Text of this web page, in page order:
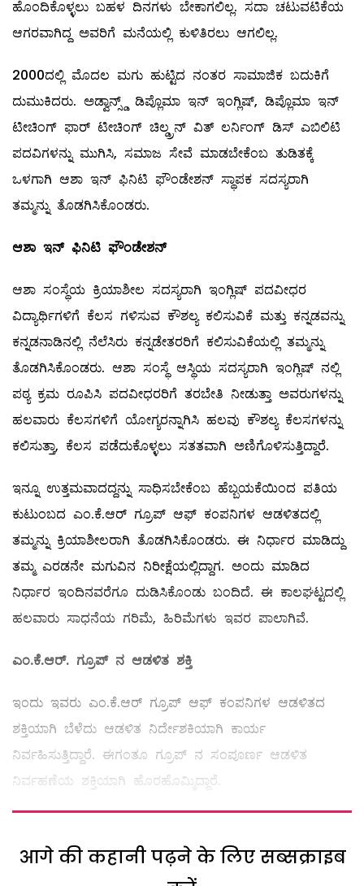
ಹೊಂದಿಕೊಳ್ಳಲು ಬಹಳ ದಿನಗಳು ಬೇಕಾಗಲಿಲ್ಲ. ಸದಾ ಚಟುವಟಿಕೆಯ
ಆಗರವಾಗಿದ್ದ ಅವರಿಗೆ ಮನೆಯಲ್ಲಿ ಕುಳಿತಿರಲು ಆಗಲಿಲ್ಲ.
2000ದಲ್ಲಿ ಮೊದಲ ಮಗು ಹುಟ್ಟಿದ ನಂತರ ಸಾಮಾಜಿಕ ಬದುಕಿಗೆ
ದುಮುಕಿದರು. ಅಡ್ವಾನ್ಸ್ಡ್ ಡಿಪ್ಲೊಮಾ ಇನ್‌ ಇಂಗ್ಲಿಷ್‌, ಡಿಪ್ಲೊಮಾ ಇನ್‌
ಟೀಚಿಂಗ್‌ ಫಾರ್‌ ಟೀಚಿಂಗ್‌ ಚಿಲ್ಡ್ರನ್‌ ವಿತ್‌ ಲರ್ನಿಂಗ್‌ ಡಿಸ್‌ ಎಬಿಲಿಟಿ
ಪದವಿಗಳನ್ನು ಮುಗಿಸಿ, ಸಮಾಜ ಸೇವೆ ಮಾಡಬೇಕೆಂಬ ತುಡಿತಕ್ಕೆ
ಒಳಗಾಗಿ ಆಶಾ ಇನ್‌ ಫಿನಿಟಿ ಫೌಂಡೇಶನ್‌ ಸ್ಥಾಪಕ ಸದಸ್ಯರಾಗಿ
ತಮ್ಮನ್ನು ತೊಡಗಿಸಿಕೊಂಡರು.
ಆಶಾ ಇನ್‌ ಫಿನಿಟಿ ಫೌಂಡೇಶನ್
ಆಶಾ ಸಂಸ್ಥೆಯ ಕ್ರಿಯಾಶೀಲ ಸದಸ್ಯರಾಗಿ ಇಂಗ್ಲಿಷ್‌ ಪದವೀಧರ
ವಿದ್ಯಾರ್ಥಿಗಳಿಗೆ ಕೆಲಸ ಗಳಿಸುವ ಕೌಶಲ್ಯ ಕಲಿಸುವಿಕೆ ಮತ್ತು ಕನ್ನಡವನ್ನು
ಕನ್ನಡನಾಡಿನಲ್ಲಿ ನೆಲೆಸಿರು ಕನ್ನಡೇತರರಿಗೆ ಕಲಿಸುವಿಕೆಯಲ್ಲಿ ತಮ್ಮನ್ನು
ತೊಡಗಿಸಿಕೊಂಡರು. ಆಶಾ ಸಂಸ್ಥೆ ಆಸ್ಥಿಯ ಸದಸ್ಯರಾಗಿ ಇಂಗ್ಲಿಷ್‌ ನಲ್ಲಿ
ಪಠ್ಯ ಕ್ರಮ ರೂಪಿಸಿ ಪದವೀಧರರಿಗೆ ತರಬೇತಿ ನೀಡುತ್ತಾ ಅವರುಗಳನ್ನು
ಹಲವಾರು ಕೆಲಸಗಳಿಗೆ ಯೋಗ್ಯರನ್ನಾಗಿಸಿ ಹಲವು ಕೌಶಲ್ಯ ಕೆಲಸಗಳನ್ನು
ಕಲಿಸುತ್ತಾ, ಕೆಲಸ ಪಡೆದುಕೊಳ್ಳಲು ಸತತವಾಗಿ ಅಣಿಗೊಳಿಸುತ್ತಿದ್ದಾರೆ.
ಇನ್ನೂ ಉತ್ತಮವಾದದ್ದನ್ನು ಸಾಧಿಸಬೇಕೆಂಬ ಹೆಬ್ಬಯಕೆಯಿಂದ ಪತಿಯ
ಕುಟುಂಬದ ಎಂ.ಕೆ.ಆರ್‌ ಗ್ರೂಪ್‌ ಆಫ್‌ ಕಂಪನಿಗಳ ಆಡಳಿತದಲ್ಲಿ
ತಮ್ಮನ್ನು ಕ್ರಿಯಾಶೀಲರಾಗಿ ತೊಡಗಿಸಿಕೊಂಡರು. ಈ ನಿರ್ಧಾರ ಮಾಡಿದ್ದು
ತಮ್ಮ ಎರಡನೇ ಮಗುವಿನ ನಿರೀಕ್ಷೆಯಲ್ಲಿದ್ದಾಗ. ಅಂದು ಮಾಡಿದ
ನಿರ್ಧಾರ ಇಂದಿನವರೆಗೂ ದುಡಿಸಿಕೊಂಡು ಬಂದಿದೆ. ಈ ಕಾಲಘಟ್ಟದಲ್ಲಿ
ಹಲವಾರು ಸಾಧನೆಯ ಗರಿಮೆ, ಹಿರಿಮೆಗಳು ಇವರ ಪಾಲಾಗಿವೆ.
ಎಂ.ಕೆ.ಆರ್‌. ಗ್ರೂಪ್‌ ನ ಆಡಳಿತ ಶಕ್ತಿ
ಇಂದು ಇವರು ಎಂ.ಕೆ.ಆರ್‌ ಗ್ರೂಪ್‌ ಆಫ್‌ ಕಂಪನಿಗಳ ಆಡಳಿತದ
ಶಕ್ತಿಯಾಗಿ ಬೆಳೆದು ಆಡಳಿತ ನಿರ್ದೇಶಕಿಯಾಗಿ ಕಾರ್ಯ
ನಿರ್ವಹಿಸುತ್ತಿದ್ದಾರೆ. ಈಗಂತೂ ಗ್ರೂಪ್‌ ನ ಸಂಪೂರ್ಣ ಆಡಳಿತ
ನಿರ್ವಹಣೆಯ ಶಕ್ತಿಯಾಗಿ ಹೊರಹೊಮ್ಮಿದ್ದಾರೆ.
आगे की कहानी पढ़ने के लिए सब्सक्राइब